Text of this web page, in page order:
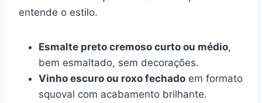
entende o estilo.
Esmalte preto cremoso curto ou médio,
bem esmaltado, sem decorações.
Vinho escuro ou roxo fechado em formato
squoval com acabamento brilhante.